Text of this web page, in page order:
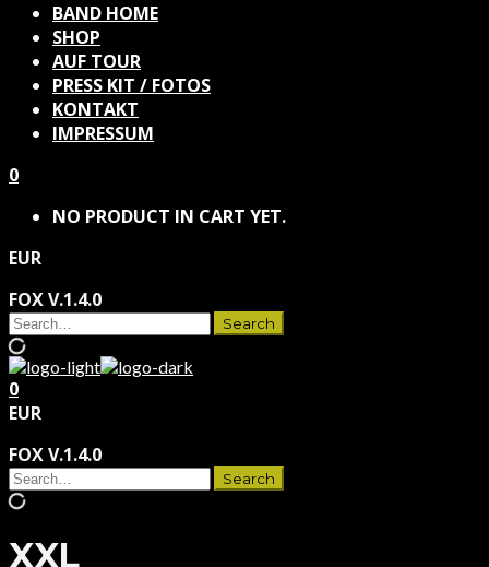
BAND HOME
SHOP
AUF TOUR
PRESS KIT / FOTOS
KONTAKT
IMPRESSUM
0
NO PRODUCT IN CART YET.
EUR
FOX V.1.4.0
0
EUR
FOX V.1.4.0
XXL